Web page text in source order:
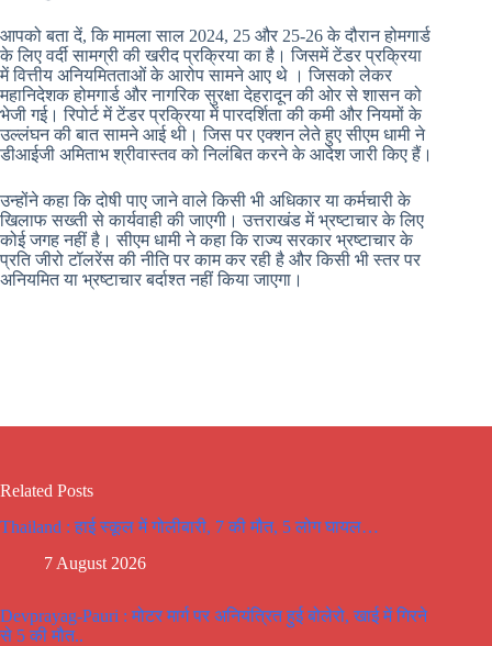
आपको बता दें, कि मामला साल 2024, 25 और 25-26 के दौरान होमगार्ड
के लिए वर्दी सामग्री की खरीद प्रक्रिया का है। जिसमें टेंडर प्रक्रिया
में वित्तीय अनियमितताओं के आरोप सामने आए थे । जिसको लेकर
महानिदेशक होमगार्ड और नागरिक सुरक्षा देहरादून की ओर से शासन को
भेजी गई। रिपोर्ट में टेंडर प्रक्रिया में पारदर्शिता की कमी और नियमों के
उल्लंघन की बात सामने आई थी। जिस पर एक्शन लेते हुए सीएम धामी ने
डीआईजी अमिताभ श्रीवास्तव को निलंबित करने के आदेश जारी किए हैं।
उन्होंने कहा कि दोषी पाए जाने वाले किसी भी अधिकार या कर्मचारी के
खिलाफ सख्ती से कार्यवाही की जाएगी। उत्तराखंड में भ्रष्टाचार के लिए
कोई जगह नहीं है। सीएम धामी ने कहा कि राज्य सरकार भ्रष्टाचार के
प्रति जीरो टॉलरेंस की नीति पर काम कर रही है और किसी भी स्तर पर
अनियमित या भ्रष्टाचार बर्दाश्त नहीं किया जाएगा।
Related Posts
Thailand : हाई स्कूल में गोलीबारी, 7 की मौत, 5 लोग घायल…
7 August 2026
Devprayag-Pauri : मोटर मार्ग पर अनियंत्रित हुई बोलेरो, खाई में गिरने
से 5 की मौत..